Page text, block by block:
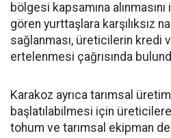
bölgesi kapsamına
gören yurttaşlara karşılıksız
sağlanması, üreticilerin kredi
ertelenmesi çağrısında
Karakoz ayrıca tarımsal
başlatılabilmesi için
tohum ve tarımsal ekipman